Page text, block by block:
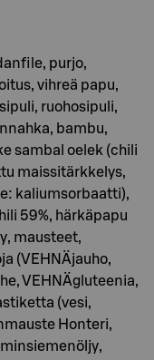
purjo,
vihreä papu,
ruohosipuli,
bambu,
sambal oelek (chili
maissitärkkelys,
kaliumsorbaatti),
59%, härkäpapu
mausteet,
(VEHNÄjauho,
VEHNÄgluteenia,
(vesi,
Honteri,